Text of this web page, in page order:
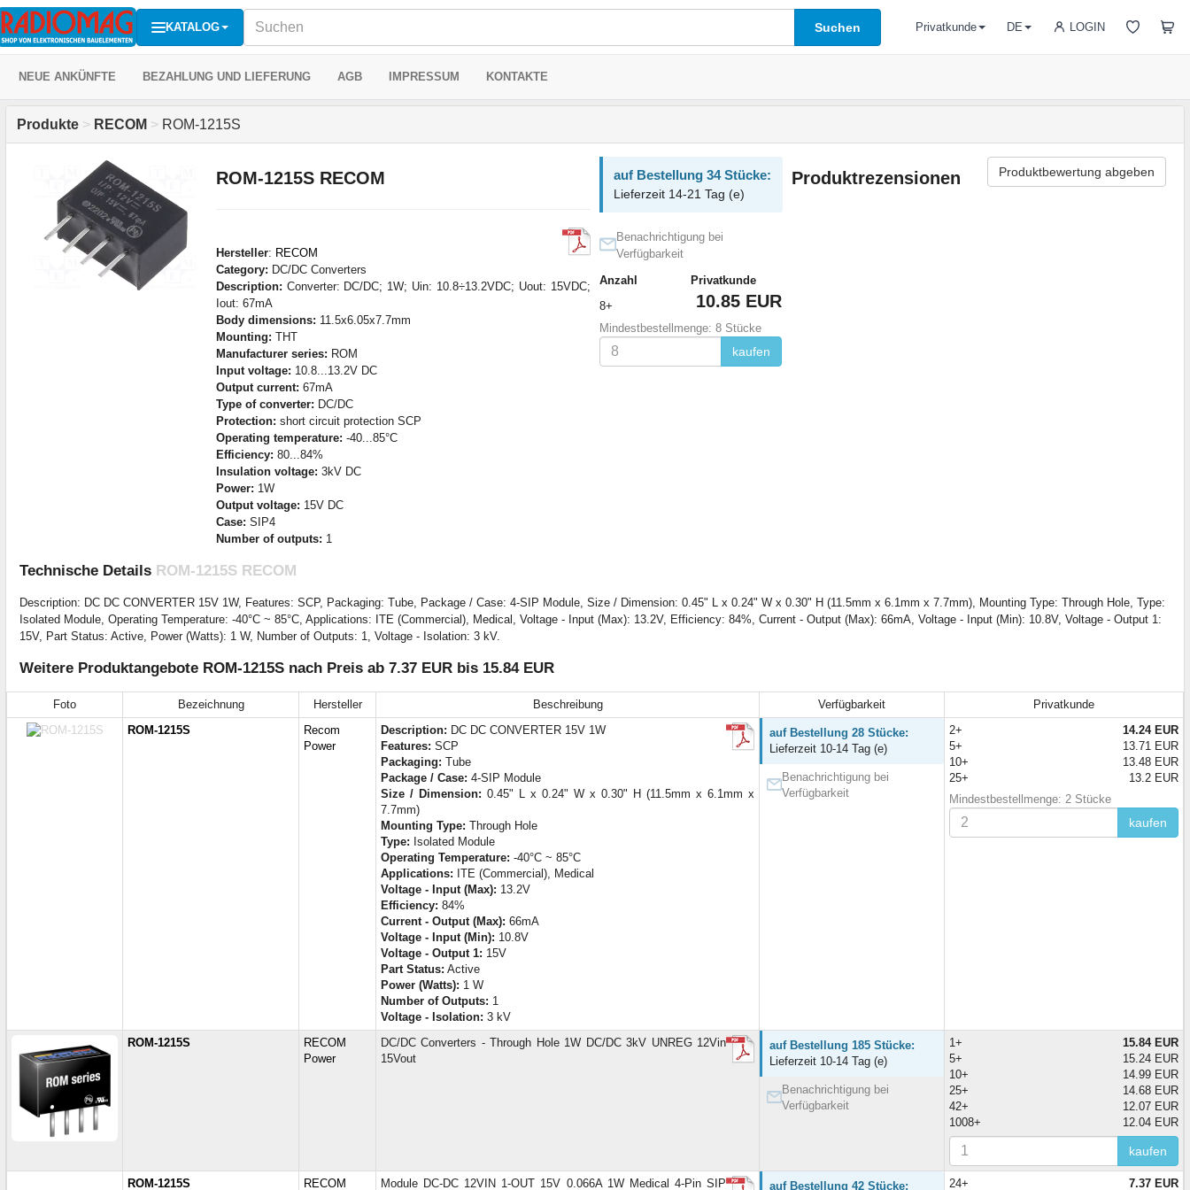
KATALOG Suchen LOGIN
Privatkunde DE
NEUE ANKÜNFTE BEZAHLUNG UND LIEFERUNG AGB IMPRESSUM KONTAKTE
Produkte > RECOM > ROM-1215S
ROM-1215S RECOM
Hersteller: RECOM
Category: DC/DC Converters
Description: Converter: DC/DC; 1W; Uin: 10.8÷13.2VDC; Uout: 15VDC;
Iout: 67mA
Body dimensions: 11.5x6.05x7.7mm
Mounting: THT
Manufacturer series: ROM
Input voltage: 10.8...13.2V DC
Output current: 67mA
Type of converter: DC/DC
Protection: short circuit protection SCP
Operating temperature: -40...85°C
Efficiency: 80...84%
Insulation voltage: 3kV DC
Power: 1W
Output voltage: 15V DC
Case: SIP4
Number of outputs: 1
auf Bestellung 34 Stücke:
Lieferzeit 14-21 Tag (e)
Benachrichtigung bei
Verfügbarkeit
Anzahl
Privatkunde
8+
10.85 EUR
Mindestbestellmenge: 8 Stücke
kaufen
Produktrezensionen Produktbewertung abgeben
Technische Details ROM-1215S RECOM
Description: DC DC CONVERTER 15V 1W, Features: SCP, Packaging: Tube, Package / Case: 4-SIP Module, Size / Dimension: 0.45" L x 0.24" W x 0.30" H (11.5mm x 6.1mm x 7.7mm), Mounting Type: Through Hole, Type:
Isolated Module, Operating Temperature: -40°C ~ 85°C, Applications: ITE (Commercial), Medical, Voltage - Input (Max): 13.2V, Efficiency: 84%, Current - Output (Max): 66mA, Voltage - Input (Min): 10.8V, Voltage - Output 1:
15V, Part Status: Active, Power (Watts): 1 W, Number of Outputs: 1, Voltage - Isolation: 3 kV.
Weitere Produktangebote ROM-1215S nach Preis ab 7.37 EUR bis 15.84 EUR
Foto Bezeichnung Hersteller Beschreibung Verfügbarkeit
Privatkunde
ROM-1215S
Recom
Power
Description: DC DC CONVERTER 15V 1W
Features: SCP
Packaging: Tube
Package / Case: 4-SIP Module
Size / Dimension: 0.45" L x 0.24" W x 0.30" H (11.5mm x 6.1mm x
7.7mm)
Mounting Type: Through Hole
Type: Isolated Module
Operating Temperature: -40°C ~ 85°C
Applications: ITE (Commercial), Medical
Voltage - Input (Max): 13.2V
Efficiency: 84%
Current - Output (Max): 66mA
Voltage - Input (Min): 10.8V
Voltage - Output 1: 15V
Part Status: Active
Power (Watts): 1 W
Number of Outputs: 1
Voltage - Isolation: 3 kV
auf Bestellung 28 Stücke:
Lieferzeit 10-14 Tag (e)
Benachrichtigung bei
Verfügbarkeit
2+
14.24 EUR
5+
13.71 EUR
10+
13.48 EUR
25+
13.2 EUR
Mindestbestellmenge: 2 Stücke
kaufen
ROM-1215S
RECOM
Power
DC/DC Converters - Through Hole 1W DC/DC 3kV UNREG 12Vin
15Vout
auf Bestellung 185 Stücke:
Lieferzeit 10-14 Tag (e)
Benachrichtigung bei
Verfügbarkeit
1+
15.84 EUR
5+
15.24 EUR
10+
14.99 EUR
25+
14.68 EUR
42+
12.07 EUR
1008+
12.04 EUR
kaufen
ROM-1215S RECOM Module DC-DC 12VIN 1-OUT 15V 0.066A 1W Medical 4-Pin SIP auf Bestellung 42 Stücke: 24+ 7.37 EUR